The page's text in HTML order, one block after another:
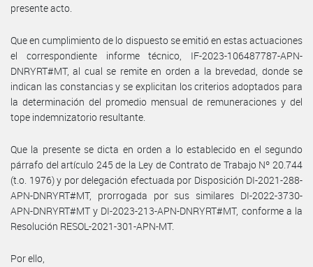
presente acto.
Que en cumplimiento de lo dispuesto se emitió en estas actuaciones
el correspondiente informe técnico, IF-2023-106487787-APN-
DNRYRT#MT, al cual se remite en orden a la brevedad, donde se
indican las constancias y se explicitan los criterios adoptados para
la determinación del promedio mensual de remuneraciones y del
tope indemnizatorio resultante.
Que la presente se dicta en orden a lo establecido en el segundo
párrafo del artículo 245 de la Ley de Contrato de Trabajo Nº 20.744
(t.o. 1976) y por delegación efectuada por Disposición DI-2021-288-
APN-DNRYRT#MT, prorrogada por sus similares DI-2022-3730-
APN-DNRYRT#MT y DI-2023-213-APN-DNRYRT#MT, conforme a la
Resolución RESOL-2021-301-APN-MT.
Por ello,